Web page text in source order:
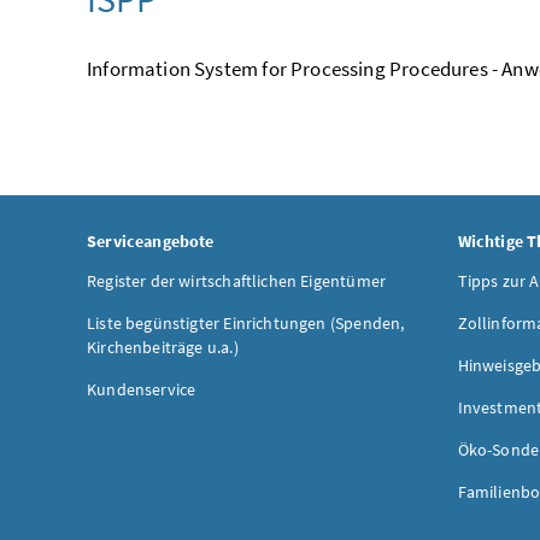
Information System for Processing Procedures -
Serviceangebote
Register der wirtschaftlichen Eigentümer
Liste begünstigter Einrichtungen (Spenden,
Kirchenbeiträge u.a.)
Kundenservice
Wichtige
Tipps zur
Öko-